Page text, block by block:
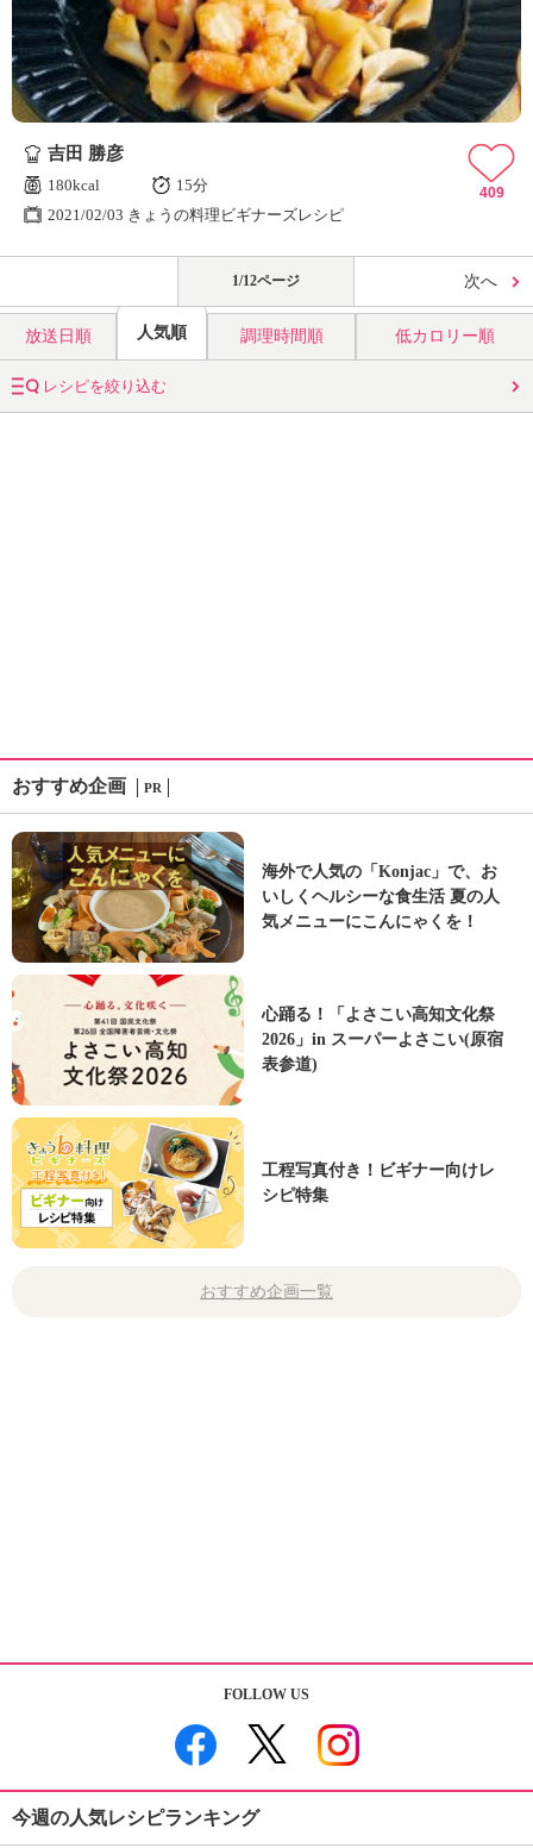
吉田 勝彦
180kcal
15分
2021/02/03 きょうの料理ビギナーズレシピ
409
1/12ページ 次へ
放送日順 人気順 調理時間順 低カロリー順
レシピを絞り込む
おすすめ企画 PR
海外で人気の「Konjac」で、お
いしくヘルシーな食生活 夏の人
気メニューにこんにゃくを！
心踊る！「よさこい高知文化祭
2026」in スーパーよさこい(原宿
表参道)
工程写真付き！ビギナー向けレ
シピ特集
おすすめ企画一覧
FOLLOW US
今週の人気レシピランキング